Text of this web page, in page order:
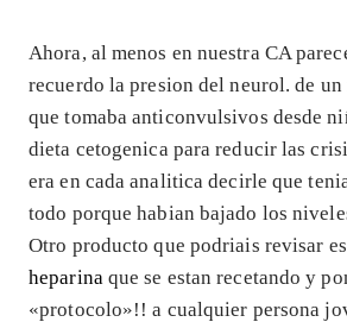
Ahora, al menos en nuestra CA
recuerdo la presion del neurol. de
que tomaba anticonvulsivos desde
dieta cetogenica para reducir las
era en cada analitica decirle que
todo porque habian bajado los
Otro producto que podriais revisar
heparina que se estan recetando y
«protocolo»!! a cualquier persona